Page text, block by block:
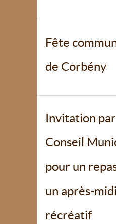
Fête
de Corbény
Invitation par
Conseil
pour un
un après-midi
récréatif